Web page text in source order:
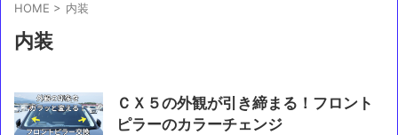
HOME > 内装
内装
ＣＸ５の外観が引き締まる！フロント
ピラーのカラーチェンジ